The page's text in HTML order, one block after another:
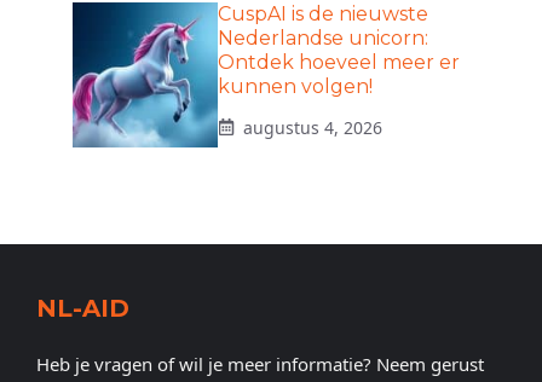
CuspAI is de nieuwste
Nederlandse unicorn:
Ontdek hoeveel meer er
kunnen volgen!
augustus 4, 2026
NL-AID
Heb je vragen of wil je meer informatie? Neem gerust